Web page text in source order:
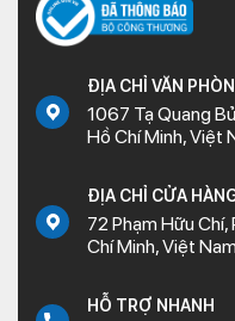
ĐỊA CHỈ VĂN
1067 Tạ Quang
Hồ Chí Minh, Việt
ĐỊA CHỈ CỬA
72 Phạm Hữu
Chí Minh, Việt Nam
HỖ TRỢ NHANH